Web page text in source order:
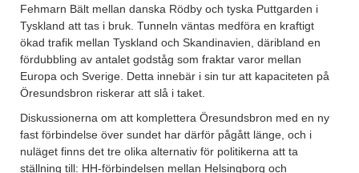
Fehmarn Bält mellan danska Rödby och tyska Puttgarden i
Tyskland att tas i bruk. Tunneln väntas medföra en kraftigt
ökad trafik mellan Tyskland och Skandinavien, däribland en
fördubbling av antalet godståg som fraktar varor mellan
Europa och Sverige. Detta innebär i sin tur att kapaciteten på
Öresundsbron riskerar att slå i taket.
Diskussionerna om att komplettera Öresundsbron med en ny
fast förbindelse över sundet har därför pågått länge, och i
nuläget finns det tre olika alternativ för politikerna att ta
ställning till: HH-förbindelsen mellan Helsingborg och